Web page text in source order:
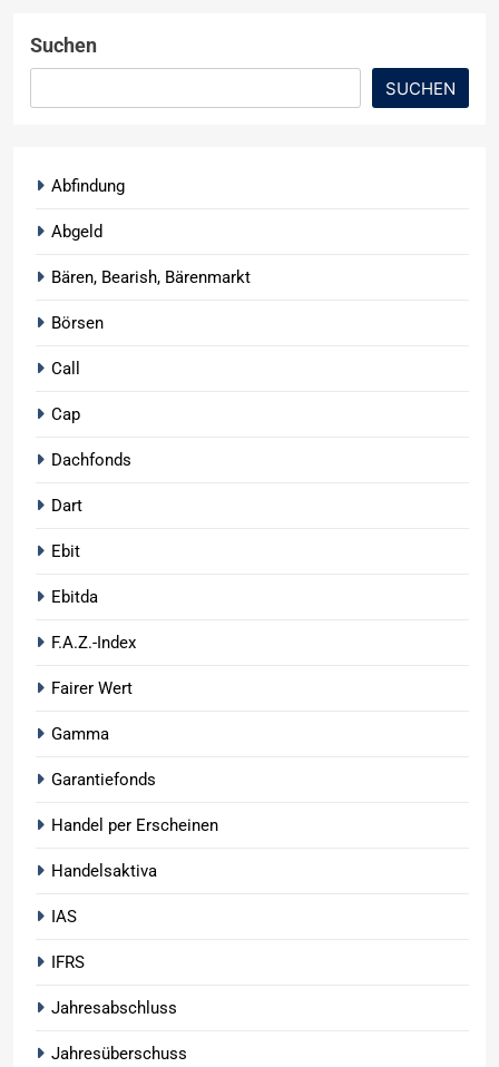
Suchen
SUCHEN
Abfindung
Abgeld
Bären, Bearish, Bärenmarkt
Börsen
Call
Cap
Dachfonds
Dart
Ebit
Ebitda
F.A.Z.-Index
Fairer Wert
Gamma
Garantiefonds
Handel per Erscheinen
Handelsaktiva
IAS
IFRS
Jahresabschluss
Jahresüberschuss